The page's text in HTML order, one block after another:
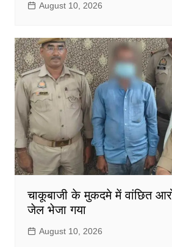
August 10, 2026
चाकूबाजी के मुकदमे में वांछित
जेल भेजा गया
August 10, 2026